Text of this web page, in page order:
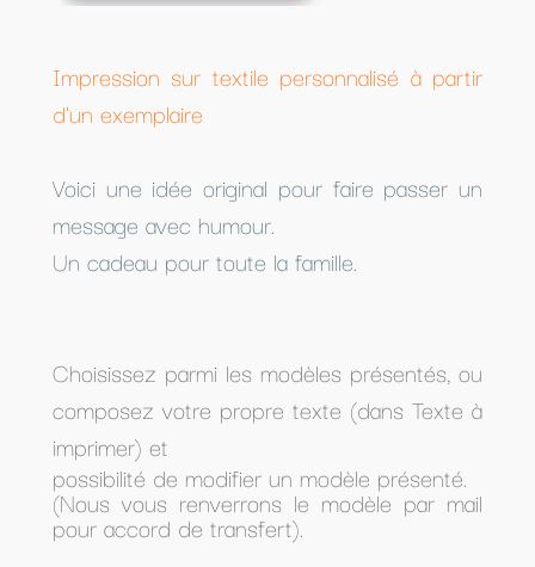
Impression sur textile personnalisé à partir
d'un exemplaire
Voici une idée original pour faire passer un
message avec humour.
Un cadeau pour toute la famille.
Choisissez parmi les modèles présentés, ou
composez votre propre texte (dans Texte à
imprimer) et
possibilité de modifier un modèle présenté.
(Nous vous renverrons le modèle par mail
pour accord de transfert).